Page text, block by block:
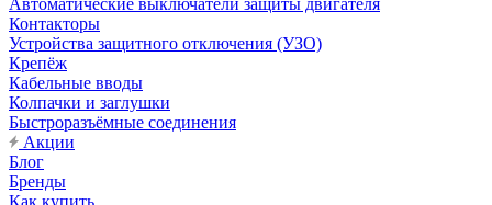
Автоматические выключатели защиты двигателя
Контакторы
Устройства защитного отключения (УЗО)
Крепёж
Кабельные вводы
Колпачки и заглушки
Быстроразъёмные соединения
Акции
Блог
Бренды
Как купить